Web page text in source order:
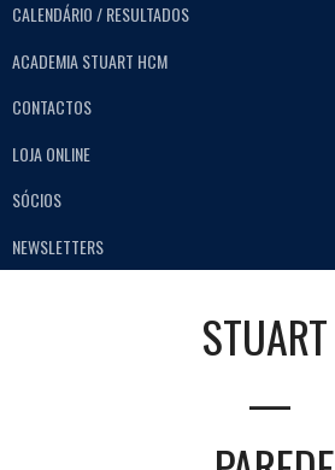
CALENDÁRIO / RESULTADOS
ACADEMIA STUART HCM
CONTACTOS
LOJA ONLINE
SÓCIOS
NEWSLETTERS
STUART
—